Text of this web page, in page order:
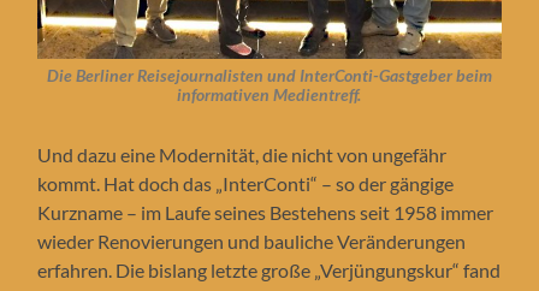
Die Berliner Reisejournalisten und InterConti-Gastgeber beim
informativen Medientreff.
Und dazu eine Modernität, die nicht von ungefähr
kommt. Hat doch das „InterConti“ – so der gängige
Kurzname – im Laufe seines Bestehens seit 1958 immer
wieder Renovierungen und bauliche Veränderungen
erfahren. Die bislang letzte große „Verjüngungskur“ fand